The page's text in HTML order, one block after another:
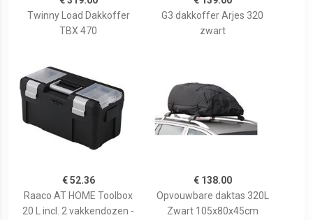
Twinny Load Dakkoffer
TBX 470
G3 dakkoffer Arjes 320
zwart
€ 52.36
Raaco AT HOME Toolbox
20 L incl. 2 vakkendozen -
€ 138.00
Opvouwbare daktas 320L
Zwart 105x80x45cm